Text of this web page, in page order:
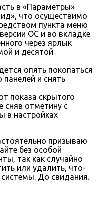
в «Параметры»
что осуществимо
пункта меню
ОС и во вкладке
через ярлык
и десятой
опять покопаться
панелей и снять
показа скрытого
отметину с
в настройках
призываю
без особой
так как случайно
или удалить, что-
До свидания.